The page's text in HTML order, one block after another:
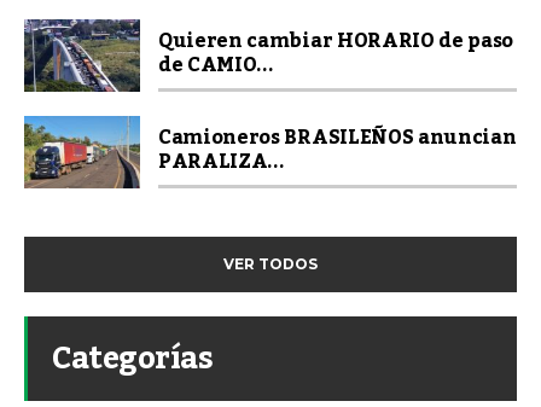
Quieren cambiar HORARIO de paso
de CAMIO...
Camioneros BRASILEÑOS anuncian
PARALIZA...
VER TODOS
Categorías